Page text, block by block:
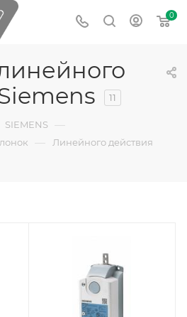
0
11
SIEMENS —
— Линейного действия